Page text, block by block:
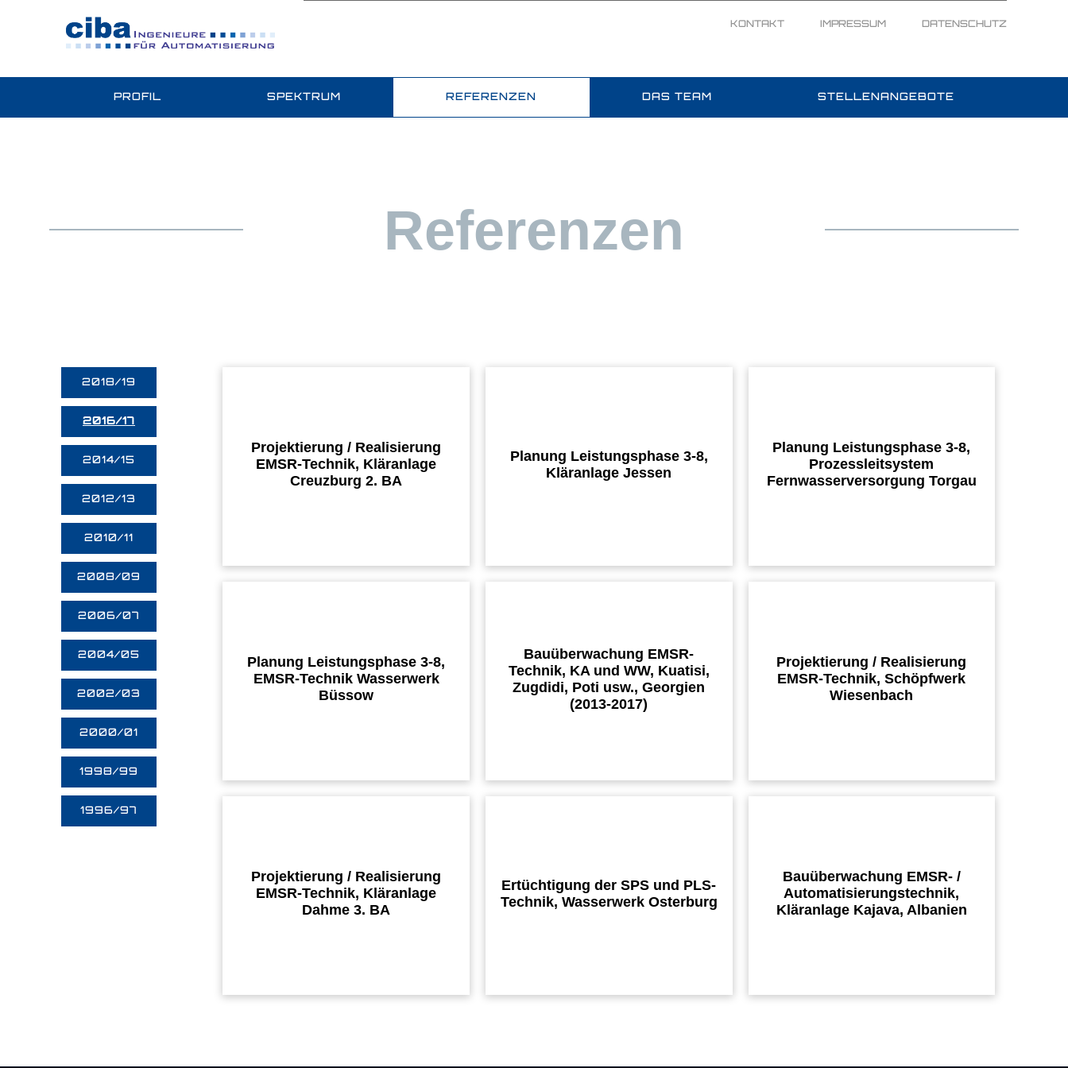
KONTAKT IMPRESSUM DATENSCHUTZ
PROFIL SPEKTRUM REFERENZEN DAS TEAM STELLENANGEBOTE
Referenzen
1996/97
1998/99
2000/01
2002/03
2004/05
2006/07
2008/09
2010/11
2012/13
2014/15
2016/17
2018/19
Projektierung / Realisierung
EMSR-Technik, Kläranlage
Creuzburg 2. BA
Planung Leistungsphase 3-8,
Kläranlage Jessen
Planung Leistungsphase 3-8,
Prozessleitsystem
Fernwasserversorgung Torgau
Planung Leistungsphase 3-8,
EMSR-Technik Wasserwerk
Büssow
Bauüberwachung EMSR-
Technik, KA und WW, Kuatisi,
Zugdidi, Poti usw., Georgien
(2013-2017)
Projektierung / Realisierung
EMSR-Technik, Schöpfwerk
Wiesenbach
Projektierung / Realisierung
EMSR-Technik, Kläranlage
Dahme 3. BA
Ertüchtigung der SPS und PLS-
Technik, Wasserwerk Osterburg
Bauüberwachung EMSR- /
Automatisierungstechnik,
Kläranlage Kajava, Albanien